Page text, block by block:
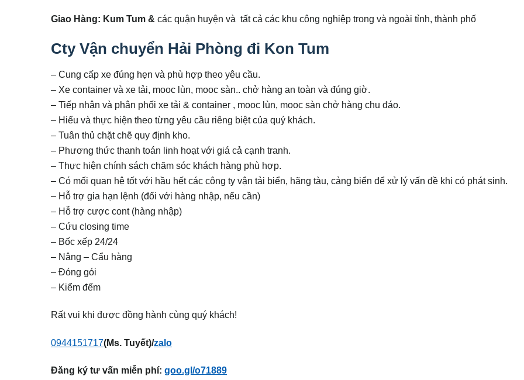
Giao Hàng: Kum Tum & các quận huyện và tất cả các khu công nghiệp trong và ngoài tỉnh, thành phố
Cty Vận chuyển Hải Phòng đi Kon Tum
– Cung cấp xe đúng hẹn và phù hợp theo yêu cầu.
– Xe container và xe tải, mooc lùn, mooc sàn.. chở hàng an toàn và đúng giờ.
– Tiếp nhận và phân phối xe tải & container , mooc lùn, mooc sàn chở hàng chu đáo.
– Hiểu và thực hiện theo từng yêu cầu riêng biệt của quý khách.
– Tuân thủ chặt chẽ quy định kho.
– Phương thức thanh toán linh hoạt với giá cả cạnh tranh.
– Thực hiện chính sách chăm sóc khách hàng phù hợp.
– Có mối quan hệ tốt với hầu hết các công ty vận tải biển, hãng tàu, cảng biển để xử lý vấn đề khi có phát sinh.
– Hỗ trợ gia hạn lệnh (đối với hàng nhập, nếu cần)
– Hỗ trợ cược cont (hàng nhập)
– Cứu closing time
– Bốc xếp 24/24
– Nâng – Cẩu hàng
– Đóng gói
– Kiểm đếm
Rất vui khi được đồng hành cùng quý khách!
0944151717(Ms. Tuyết)/zalo
Đăng ký tư vấn miễn phí: goo.gl/o71889